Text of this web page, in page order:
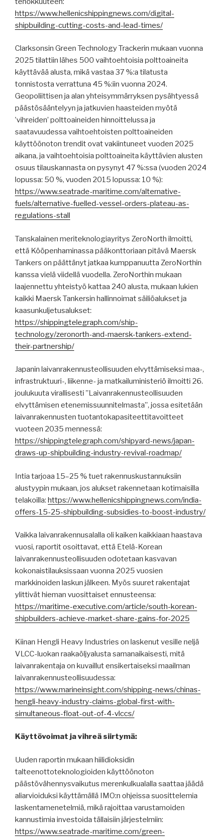
https://www.hellenicshippingnews.com/digital-
shipbuilding-cutting-costs-and-lead-times/
Clarksonsin Green Technology Trackerin mukaan vuonna
2025 tilattiin lähes 500 vaihtoehtoisia polttoaineita
käyttävää alusta, mikä vastaa 37 %:a tilatusta
tonnistosta verrattuna 45 %:iin vuonna 2024.
Geopoliittisen ja alan yhteisymmärryksen pysähtyessä
päästösääntelyyn ja jatkuvien haasteiden myötä
’vihreiden’ polttoaineiden hinnoittelussa ja
saatavuudessa vaihtoehtoisten polttoaineiden
käyttöönoton trendit ovat vakiintuneet vuoden 2025
aikana, ja vaihtoehtoisia polttoaineita käyttävien alusten
osuus tilauskannasta on pysynyt 47 %:ssa (vuoden 2024
lopussa: 50 %, vuoden 2015 lopussa: 10 %):
https://www.seatrade-maritime.com/alternative-
fuels/alternative-fuelled-vessel-orders-plateau-as-
regulations-stall
Tanskalainen meriteknologiayritys ZeroNorth ilmoitti,
että Kööpenhaminassa pääkonttoriaan pitävä Maersk
Tankers on päättänyt jatkaa kumppanuutta ZeroNorthin
kanssa vielä viidellä vuodella. ZeroNorthin mukaan
laajennettu yhteistyö kattaa 240 alusta, mukaan lukien
kaikki Maersk Tankersin hallinnoimat säiliöalukset ja
kaasunkuljetusalukset:
https://shippingtelegraph.com/ship-
technology/zeronorth-and-maersk-tankers-extend-
their-partnership/
Japanin laivanrakennusteollisuuden elvyttämiseksi maa-,
infrastruktuuri-, liikenne- ja matkailuministeriö ilmoitti 26.
joulukuuta virallisesti ”Laivanrakennusteollisuuden
elvyttämisen etenemissuunnitelmasta”, jossa esitetään
laivanrakennusten tuotantokapasiteettitavoitteet
vuoteen 2035 mennessä:
https://shippingtelegraph.com/shipyard-news/japan-
draws-up-shipbuilding-industry-revival-roadmap/
Intia tarjoaa 15–25 % tuet rakennuskustannuksiin
alustyypin mukaan, jos alukset rakennetaan kotimaisilla
telakoilla: https://www.hellenicshippingnews.com/india-
offers-15-25-shipbuilding-subsidies-to-boost-industry/
Vaikka laivanrakennusalalla oli kaiken kaikkiaan haastava
vuosi, raportit osoittavat, että Etelä-Korean
laivanrakennusteollisuuden odotetaan kasvavan
kokonaistilauksissaan vuonna 2025 vuosien
markkinoiden laskun jälkeen. Myös suuret rakentajat
ylittivät hieman vuosittaiset ennusteensa:
https://maritime-executive.com/article/south-korean-
shipbuilders-achieve-market-share-gains-for-2025
Kiinan Hengli Heavy Industries on laskenut vesille neljä
VLCC-luokan raakaöljyalusta samanaikaisesti, mitä
laivanrakentaja on kuvaillut ensikertaiseksi maailman
laivanrakennusteollisuudessa:
https://www.marineinsight.com/shipping-news/chinas-
hengli-heavy-industry-claims-global-first-with-
simultaneous-float-out-of-4-vlccs/
Käyttövoimat ja vihreä siirtymä:
Uuden raportin mukaan hiilidioksidin
talteenottoteknologioiden käyttöönoton
päästövähennysvaikutus merenkulkualalla saattaa jäädä
aliarvioiduksi käyttämällä IMO:n ohjeissa suosittelemia
laskentamenetelmiä, mikä rajoittaa varustamoiden
kannustimia investoida tällaisiin järjestelmiin:
https://www.seatrade-maritime.com/green-